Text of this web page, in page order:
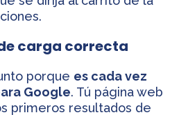
carga correcta
porque es cada vez
Google. Tú página web
primeros resultados de